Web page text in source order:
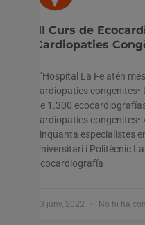
III Curs de
Cardiopaties
L’Hospital La Fe atén
cardiopaties
de 1.300
cardiopaties
cinquanta especialistes
Universitari i Politècnic
Ecocardiografía
23 juny, 2022 No hi ha